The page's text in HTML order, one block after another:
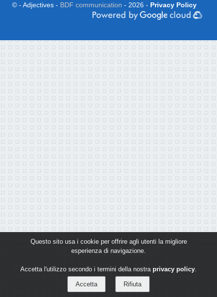
Gallery
Contatti
Dove siamo
© - Adjectives - BDF communication - 2026 - Privacy Policy
Questo sito usa i cookie per offrire agli utenti la migliore
esperienza di navigazione.
Accetta l'utilizzo secondo i termini della nostra privacy policy.